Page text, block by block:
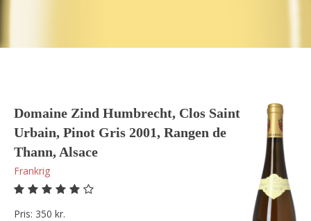
Domaine Zind Humbrecht, Clos Saint
Urbain, Pinot Gris 2001, Rangen de
Thann, Alsace
Frankrig
Pris: 350 kr.